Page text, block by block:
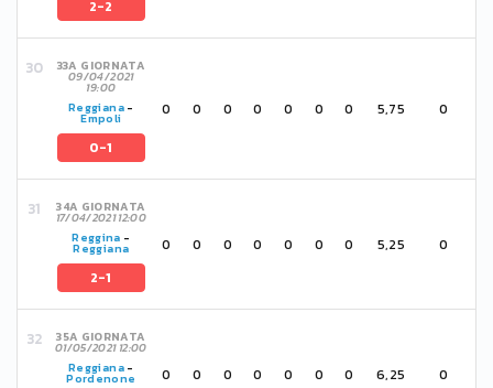
2-2
33A GIORNATA
09/04/2021
19:00
Reggiana-
Empoli
0-1
0 0 0 0 0 0 0 5,75 0
34A GIORNATA
17/04/2021 12:00
Reggina -
Reggiana
2-1
0 0 0 0 0 0 0 5,25 0
35A GIORNATA
01/05/2021 12:00
Reggiana-
Pordenone 0 0 0 0 0 0 0 6,25 0